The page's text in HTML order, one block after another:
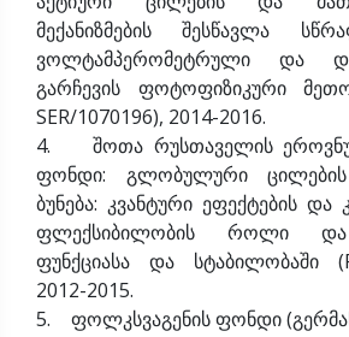
მექანიზმების შესწავლა
ვოლტამპერომეტრული და
გარჩევის ფოტოფიზიკური
SER/1070196), 2014-2016.
4. შოთა რუსთაველის
ფონდი: გლობულური ცილების
ბუნება: კვანტური ეფექტების
ფლექსიბილობის როლი და
ფუნქციასა და სტაბილობაში
2012-2015.
5. ფოლკსვაგენის ფონდი